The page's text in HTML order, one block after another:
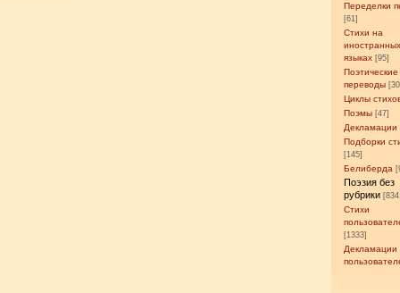
Переделки
[61]
Стихи на
языках [95]
Поэтические
переводы
Циклы
Поэмы [47]
Декламации
Подборки
[145]
Белиберда
Поэзия без
рубрики
Стихи
[1333]
Декламации